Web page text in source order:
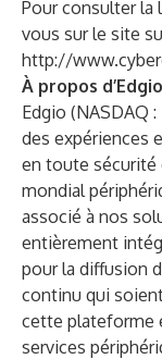
Pour consulter la
vous sur le site
http://
À propos d’Edgio
Edgio (NASDAQ
des expériences
en toute sécurité
mondial
associé à nos
entièrement
pour la diffusion
continu qui
cette plateforme
services